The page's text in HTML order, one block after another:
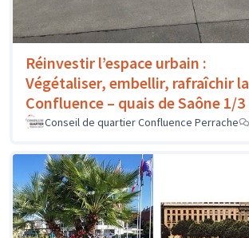
Réinvestir l’espace urbain :
Végétaliser, embellir, rafraîchir la
Confluence – quais de Saône 1/3
Conseil de quartier Confluence Perrache